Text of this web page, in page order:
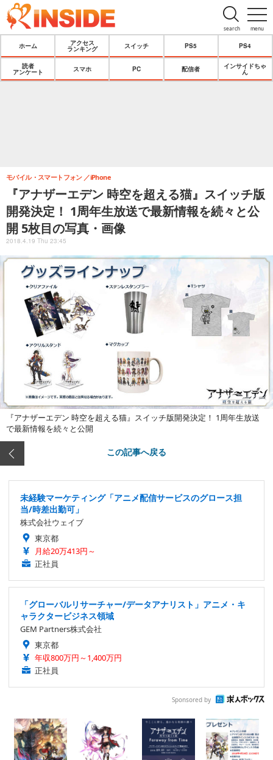
menu
search
ホーム
アクセス
ランキング
スイッチ PS5 PS4
読者
アンケート
スマホ PC 配信者
インサイドちゃ
ん
『アナザーエデン 時空を超える猫』スイッチ版
開発決定！ 1周年生放送で最新情報を続々と公
開 5枚目の写真・画像
モバイル・スマートフォン iPhone
2018.4.19 Thu 23:45
『アナザーエデン 時空を超える猫』スイッチ版開発決定！ 1周年生放送
で最新情報を続々と公開
この記事へ戻る
未経験マーケティング「アニメ配信サービスのグロース担
当/時差出勤可」
株式会社ウェイブ
東京都
月給20万413円～
正社員
「グローバルリサーチャー/データアナリスト」アニメ・キ
ャラクタービジネス領域
GEM Partners株式会社
東京都
年収800万円～1,400万円
正社員
Sponsored by